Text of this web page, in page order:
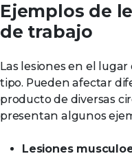
Ejemplos de
de trabajo
Las lesiones en el
tipo. Pueden afectar
producto de diversas
presentan algunos
Lesiones